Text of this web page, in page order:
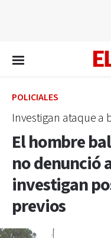
POLICIALES
Investigan ataque a
El hombre
no denunció
investigan
previos